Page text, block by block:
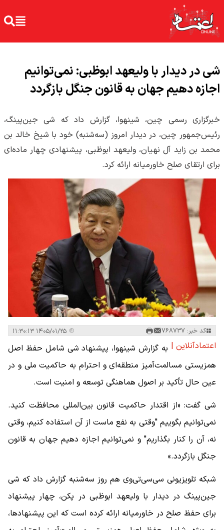
شی در دیدار با ولیعهد ابوظبی: نمی‌توانیم
اجازه دهیم جهان به قانون جنگل بازگردد
خبرگزاری رسمی چین، شینهوا، گزارش داد که شی جین‌پینگ،
رئیس‌جمهور چین، در دیدار امروز (سه‌شنبه) خود با شیخ خالد بن
محمد بن زاید آل نهیان، ولیعهد ابوظبی، پیشنهادی چهار ماده‌ای
برای ارتقای صلح خاورمیانه ارائه کرد.
کد خبر: 768737
اعتمادآنلاین | به گزارش شینهوا، پیشنهاد شی شامل حفظ اصل
همزیستی مسالمت‌آمیز منطقه‌ای و احترام به حاکمیت ملی و در
عین حال تأکید بر اصول هماهنگی توسعه و امنیت است.
شی گفت: «از اقتدار حاکمیت قانون بین‌المللی محافظت کنید.
نمی‌توانیم بگوییم "وقتی به نفع ماست از آن استفاده کنیم، وقتی
نه، آن را کنار بگذاریم" و نمی‌توانیم اجازه دهیم جهان به قانون
جنگل بازگردد.»
شبکه تلویزیونی سی‌سی‌تی‌وی هم روز سه‌شنبه گزارش داد که شی
جین‌پینگ در دیدار با ولیعهد ابوظبی در پکن، چهار پیشنهاد
برای حفظ صلح در خاورمیانه ارائه کرده است که این پیشنهادها،